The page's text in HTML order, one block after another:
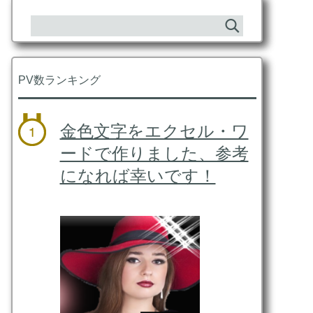
PV数ランキング
金色文字をエクセル・ワ
ードで作りました、参考
になれば幸いです！